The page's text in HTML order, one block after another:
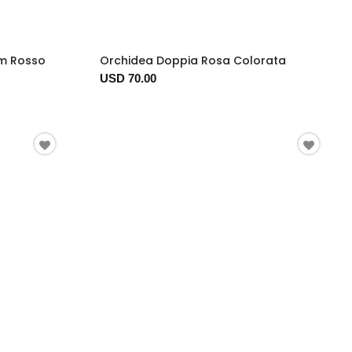
Rosso Orchidea Doppia Rosa Colorata
USD 70.00